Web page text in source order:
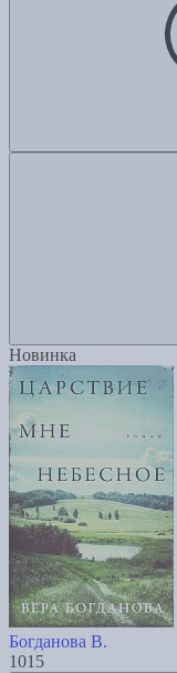
Новинка
Богданова В.
1015